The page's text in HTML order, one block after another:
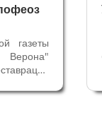
газеты
самых